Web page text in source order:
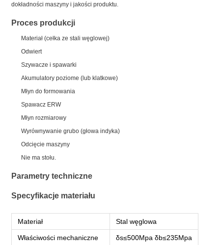
dokładności maszyny i jakości produktu.
Proces produkcji
Materiał (cełka ze stali węglowej)
Odwiert
Szywacze i spawarki
Akumulatory poziome (lub klatkowe)
Młyn do formowania
Spawacz ERW
Młyn rozmiarowy
Wyrównywanie grubo (głowa indyka)
Odcięcie maszyny
Nie ma stołu.
Parametry techniczne
Specyfikacje materiału
Materiał Stal węglowa
Właściwości mechaniczne δs≤500Mpa δb≤235Mpa